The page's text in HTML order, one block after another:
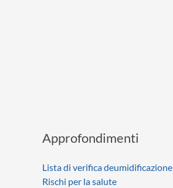
Approfondimenti
Lista di verifica deumidificazione
Rischi per la salute